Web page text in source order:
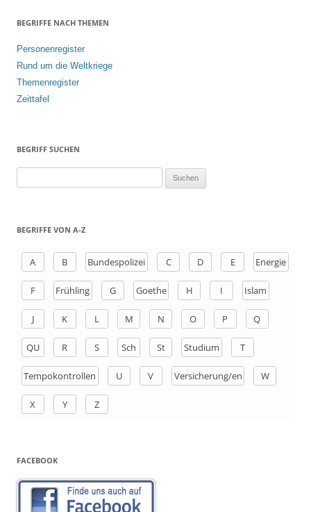
BEGRIFFE NACH THEMEN
Personenregister
Rund um die Weltkriege
Themenregister
Zeittafel
BEGRIFF SUCHEN
h
BEGRIFFE VON A-Z
A B Bundespolizei C D E Energie
F Frühling G Goethe H I Islam
J K L M N O P Q
QU R S Sch St Studium T
Tempokontrollen U V Versicherung/en W
X Y Z
FACEBOOK